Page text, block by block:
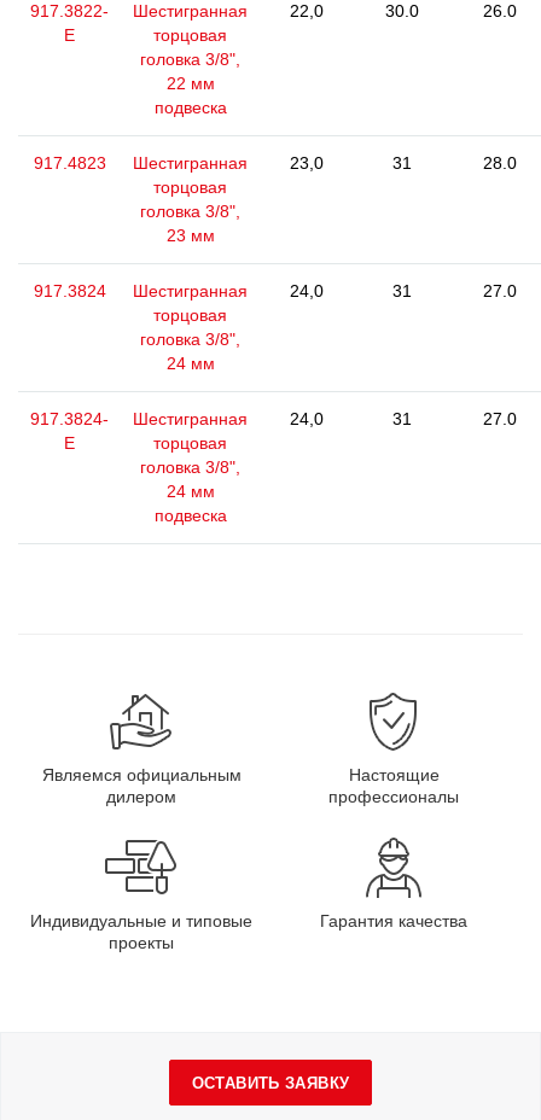
917.3822-
E
Шестигранная
торцовая
головка 3/8",
22 мм
подвеска
22,0 30.0 26.0
917.4823
Шестигранная
торцовая
головка 3/8",
23 мм
23,0 31 28.0
917.3824
Шестигранная
торцовая
головка 3/8",
24 мм
24,0 31 27.0
917.3824-
E
Шестигранная
торцовая
головка 3/8",
24 мм
подвеска
24,0 31 27.0
Являемся официальным
дилером
Настоящие
профессионалы
Индивидуальные и типовые
проекты
Гарантия качества
ОСТАВИТЬ ЗАЯВКУ